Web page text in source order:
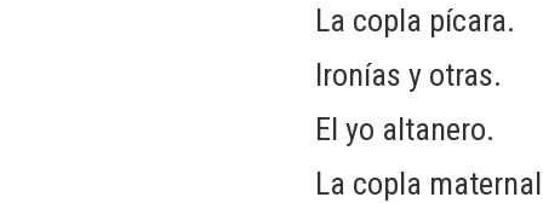
La copla pícara.
Ironías y otras.
El yo altanero.
La copla